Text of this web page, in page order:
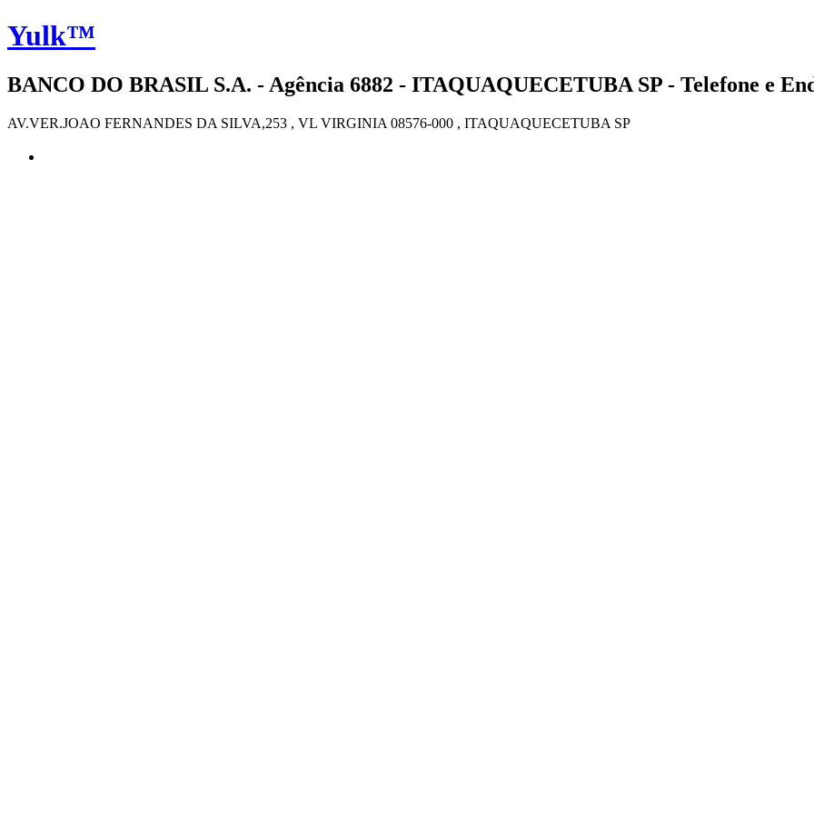
Yulk™
BANCO DO BRASIL S.A. - Agência 6882 - ITAQUAQUECETUBA SP - Telefone e
AV.VER.JOAO FERNANDES DA SILVA,253 , VL VIRGINIA 08576-000 , ITAQUAQUECETUBA SP